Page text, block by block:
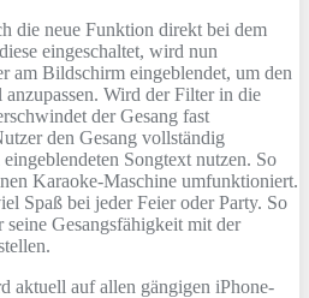
die neue Funktion direkt bei dem
eingeschaltet, wird nun
am Bildschirm eingeblendet, um den
Wird der Filter in die
der Gesang fast
den Gesang vollständig
Songtext nutzen. So
Karaoke-Maschine umfunktioniert.
Spaß bei jeder Feier oder Party. So
seine Gesangsfähigkeit mit der
aktuell auf allen gängigen iPhone-